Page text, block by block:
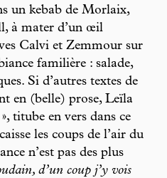
un kebab de Morlaix,
à mater d’un œil
Calvi et Zemmour sur
familière : salade,
Si d’autres textes de
en (belle) prose, Leïla
», titube en vers dans ce
les coups de l’air du
n’est pas des plus
d’un coup j’y vois